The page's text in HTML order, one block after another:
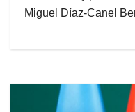
Miguel Díaz-Canel